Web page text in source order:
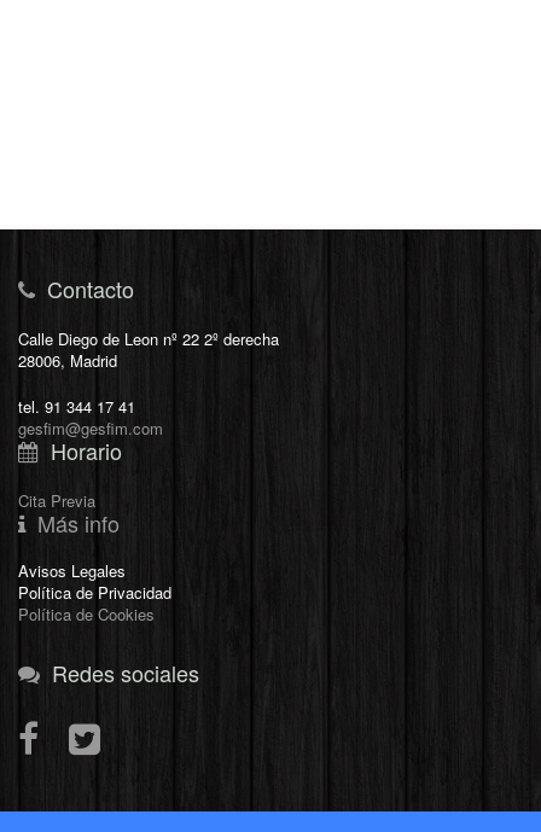
Contacto
Calle Diego de Leon nº 22 2º derecha
28006, Madrid
tel. 91 344 17 41
gesfim@gesfim.com
Horario
Cita Previa
Más info
Avisos Legales
Política de Privacidad
Política de Cookies
Redes sociales